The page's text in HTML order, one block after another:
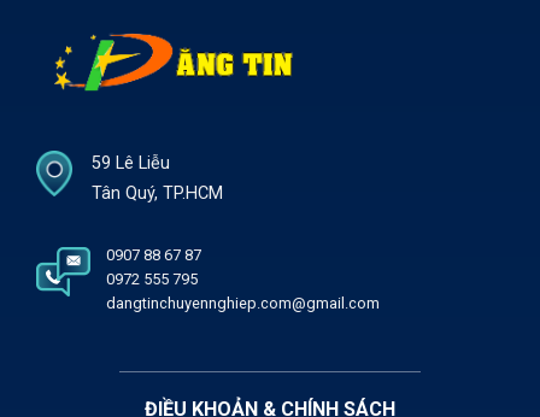
59 Lê Liễu
Tân Quý, TP.HCM
0907 88 67 87
0972 555 795
dangtinchuyennghiep.com@gmail.com
ĐIỀU KHOẢN & CHÍNH SÁCH